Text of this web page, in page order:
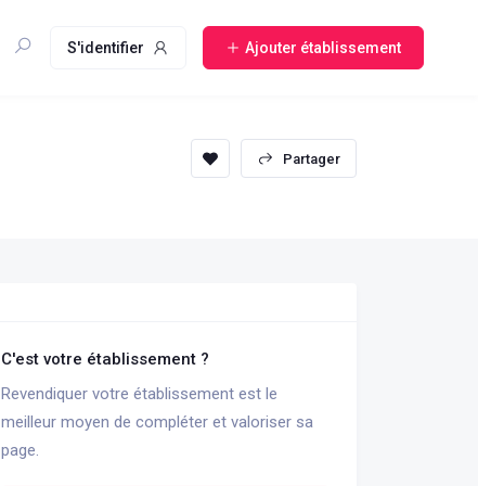
S'identifier Ajouter établissement
sauvegarderPartager
C'est votre établissement ?
Revendiquer votre établissement est le
meilleur moyen de compléter et valoriser sa
page.